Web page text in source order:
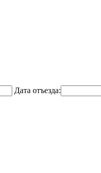
Дата отъезда: